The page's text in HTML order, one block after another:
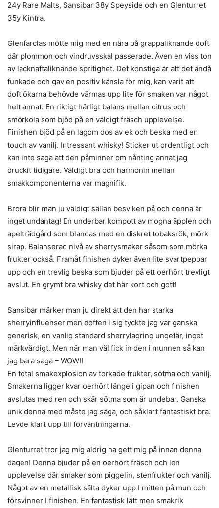
24y Rare Malts, Sansibar 38y Speyside och en Glenturret
35y Kintra.
Glenfarclas mötte mig med en nära på grappaliknande doft
där plommon och vindruvsskal passerade. Även en viss ton
av lacknaftaliknande spritighet. Det konstiga är att det ändå
funkade och gav en positiv känsla för mig, kan varit att
doftlökarna behövde värmas upp lite för smaken var något
helt annat: En riktigt härligt balans mellan citrus och
smörkola som bjöd på en väldigt fräsch upplevelse.
Finishen bjöd på en lagom dos av ek och beska med en
touch av vanilj. Intressant whisky! Sticker ut ordentligt och
kan inte saga att den påminner om nånting annat jag
druckit tidigare. Väldigt bra och harmonin mellan
smakkomponenterna var magnifik.
Brora blir man ju väldigt sällan besviken på och denna är
inget undantag! En underbar kompott av mogna äpplen och
apelträdgård som blandas med en diskret tobaksrök, mörk
sirap. Balanserad nivå av sherrysmaker såsom som mörka
frukter också. Framåt finishen dyker även lite svartpeppar
upp och en trevlig beska som bjuder på ett oerhört trevligt
avslut. En grymt bra whisky det här kort och gott!
Sansibar märker man ju direkt att den har starka
sherryinfluenser men doften i sig tyckte jag var ganska
generisk, en vanlig standard sherrylagring ungefär, inget
märkvärdigt. Men när man väl fick in den i munnen så kan
jag bara saga – WOW!!
En total smakexplosion av torkade frukter, sötma och vanilj.
Smakerna ligger kvar oerhört länge i gipan och finishen
avslutas med ren och skär sötma som är undebar. Ganska
unik denna med måste jag säga, och såklart fantastiskt bra.
Levde klart upp till förväntningarna.
Glenturret tror jag mig aldrig ha gett mig på innan denna
dagen! Denna bjuder på en oerhört fräsch och len
upplevelse där smaker som piggelin, stenfrukter och vanilj.
Något av en metallisk sälta dyker upp I mitten på mun och
försvinner I finishen. En fantastisk lätt men smakrik